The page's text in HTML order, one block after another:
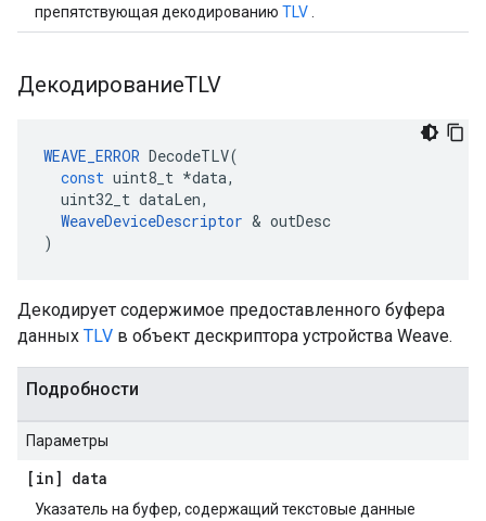
препятствующая декодированию TLV
ДекодированиеTLV
WEAVE_ERROR DecodeTLV(
const uint8_t *data,
uint32_t dataLen,
WeaveDeviceDescriptor & outDesc
)
Декодирует содержимое предоставленного буфера
данных TLV в объект дескриптора устройства Weave.
Подробности
Параметры
[in] data
Указатель на буфер, содержащий текстовые данные